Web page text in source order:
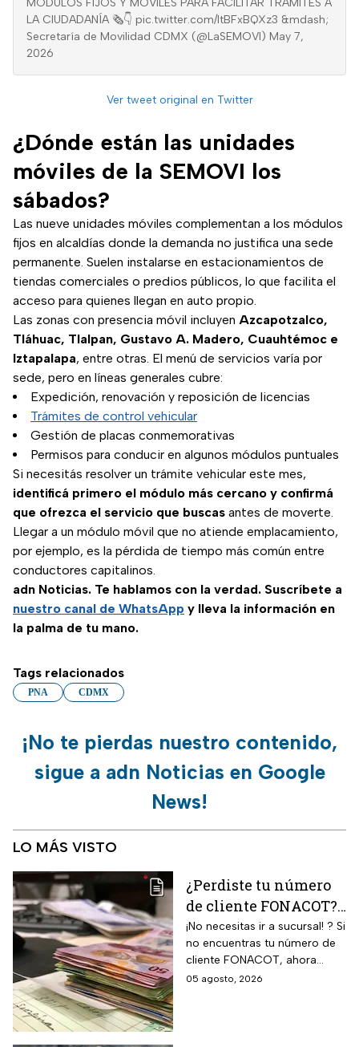
LA CIUDADANÍA 🗞️👇 pic.twitter.com/ltBFxBQXz3 &mdash;
Secretaría de Movilidad CDMX (@LaSEMOVI) May 7,
2026
Ver tweet original en Twitter
¿Dónde están las unidades
móviles de la SEMOVI los
sábados?
Las nueve unidades móviles complementan a los módulos
fijos en alcaldías donde la demanda no justifica una sede
permanente. Suelen instalarse en estacionamientos de
tiendas comerciales o predios públicos, lo que facilita el
acceso para quienes llegan en auto propio.
Las zonas con presencia móvil incluyen Azcapotzalco,
Tláhuac, Tlalpan, Gustavo A. Madero, Cuauhtémoc e
Iztapalapa, entre otras. El menú de servicios varía por
sede, pero en líneas generales cubre:
Expedición, renovación y reposición de licencias
Trámites de control vehicular
Gestión de placas conmemorativas
Permisos para conducir en algunos módulos puntuales
Si necesitás resolver un trámite vehicular este mes,
identificá primero el módulo más cercano y confirmá
que ofrezca el servicio que buscas antes de moverte.
Llegar a un módulo móvil que no atiende emplacamiento,
por ejemplo, es la pérdida de tiempo más común entre
conductores capitalinos.
adn Noticias. Te hablamos con la verdad. Suscríbete a
nuestro canal de WhatsApp y lleva la información en
la palma de tu mano.
Tags relacionados
PNA CDMX
¡No te pierdas nuestro contenido,
sigue a adn Noticias en Google
News!
LO MÁS VISTO
¿Perdiste tu número
de cliente FONACOT?
Así puedes
recuperarlo y
consultar tu crédito
2026
¡No necesitas ir a sucursal! ? Si
no encuentras tu número de
cliente FONACOT, ahora
puedes recuperarlo y
05 agosto, 2026